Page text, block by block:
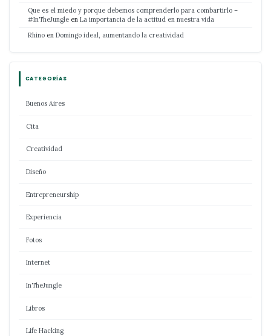
Que es el miedo y porque debemos comprenderlo para combartirlo –
#InTheJungle en La importancia de la actitud en nuestra vida
Rhino en Domingo ideal, aumentando la creatividad
CATEGORÍAS
Buenos Aires
Cita
Creatividad
Diseño
Entrepreneurship
Experiencia
Fotos
Internet
InTheJungle
Libros
Life Hacking